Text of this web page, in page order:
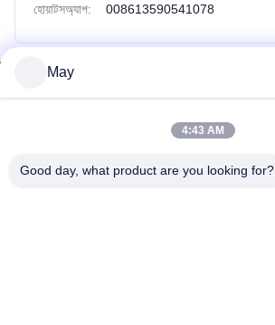
হোয়াটসঅ্যাপ: 008613590541078
দ্রুত লিঙ্ক
বাড়ি
আমাদের সম্পর্কে
May
4:43 AM
Good day, what product are you looking for?